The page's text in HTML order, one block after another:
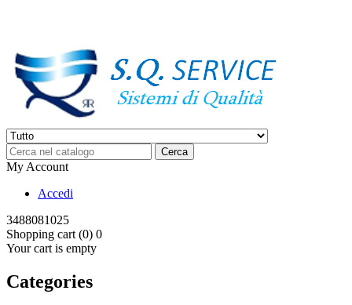
Cerca
My Account
Accedi
3488081025
Shopping cart (0) 0
Your cart is empty
Categories